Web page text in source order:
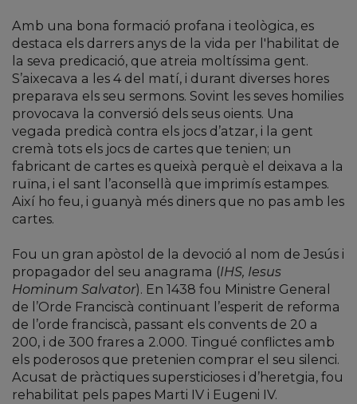
Amb una bona formació profana i teològica, es
destaca els darrers anys de la vida per l'habilitat de
la seva predicació, que atreia moltíssima gent.
S’aixecava a les 4 del matí, i durant diverses hores
preparava els seu sermons. Sovint les seves homilies
provocava la conversió dels seus oients. Una
vegada predicà contra els jocs d’atzar, i la gent
cremà tots els jocs de cartes que tenien; un
fabricant de cartes es queixà perquè el deixava a la
ruïna, i el sant l’aconsellà que imprimís estampes.
Així ho feu, i guanyà més diners que no pas amb les
cartes.
Fou un gran apòstol de la devoció al nom de Jesús i
propagador del seu anagrama (IHS, Iesus
Hominum Salvator). En 1438 fou Ministre General
de l’Orde Franciscà continuant l’esperit de reforma
de l’orde franciscà, passant els convents de 20 a
200, i de 300 frares a 2.000. Tingué conflictes amb
els poderosos que pretenien comprar el seu silenci.
Acusat de pràctiques supersticioses i d’heretgia, fou
rehabilitat pels papes Marti IV i Eugeni IV.